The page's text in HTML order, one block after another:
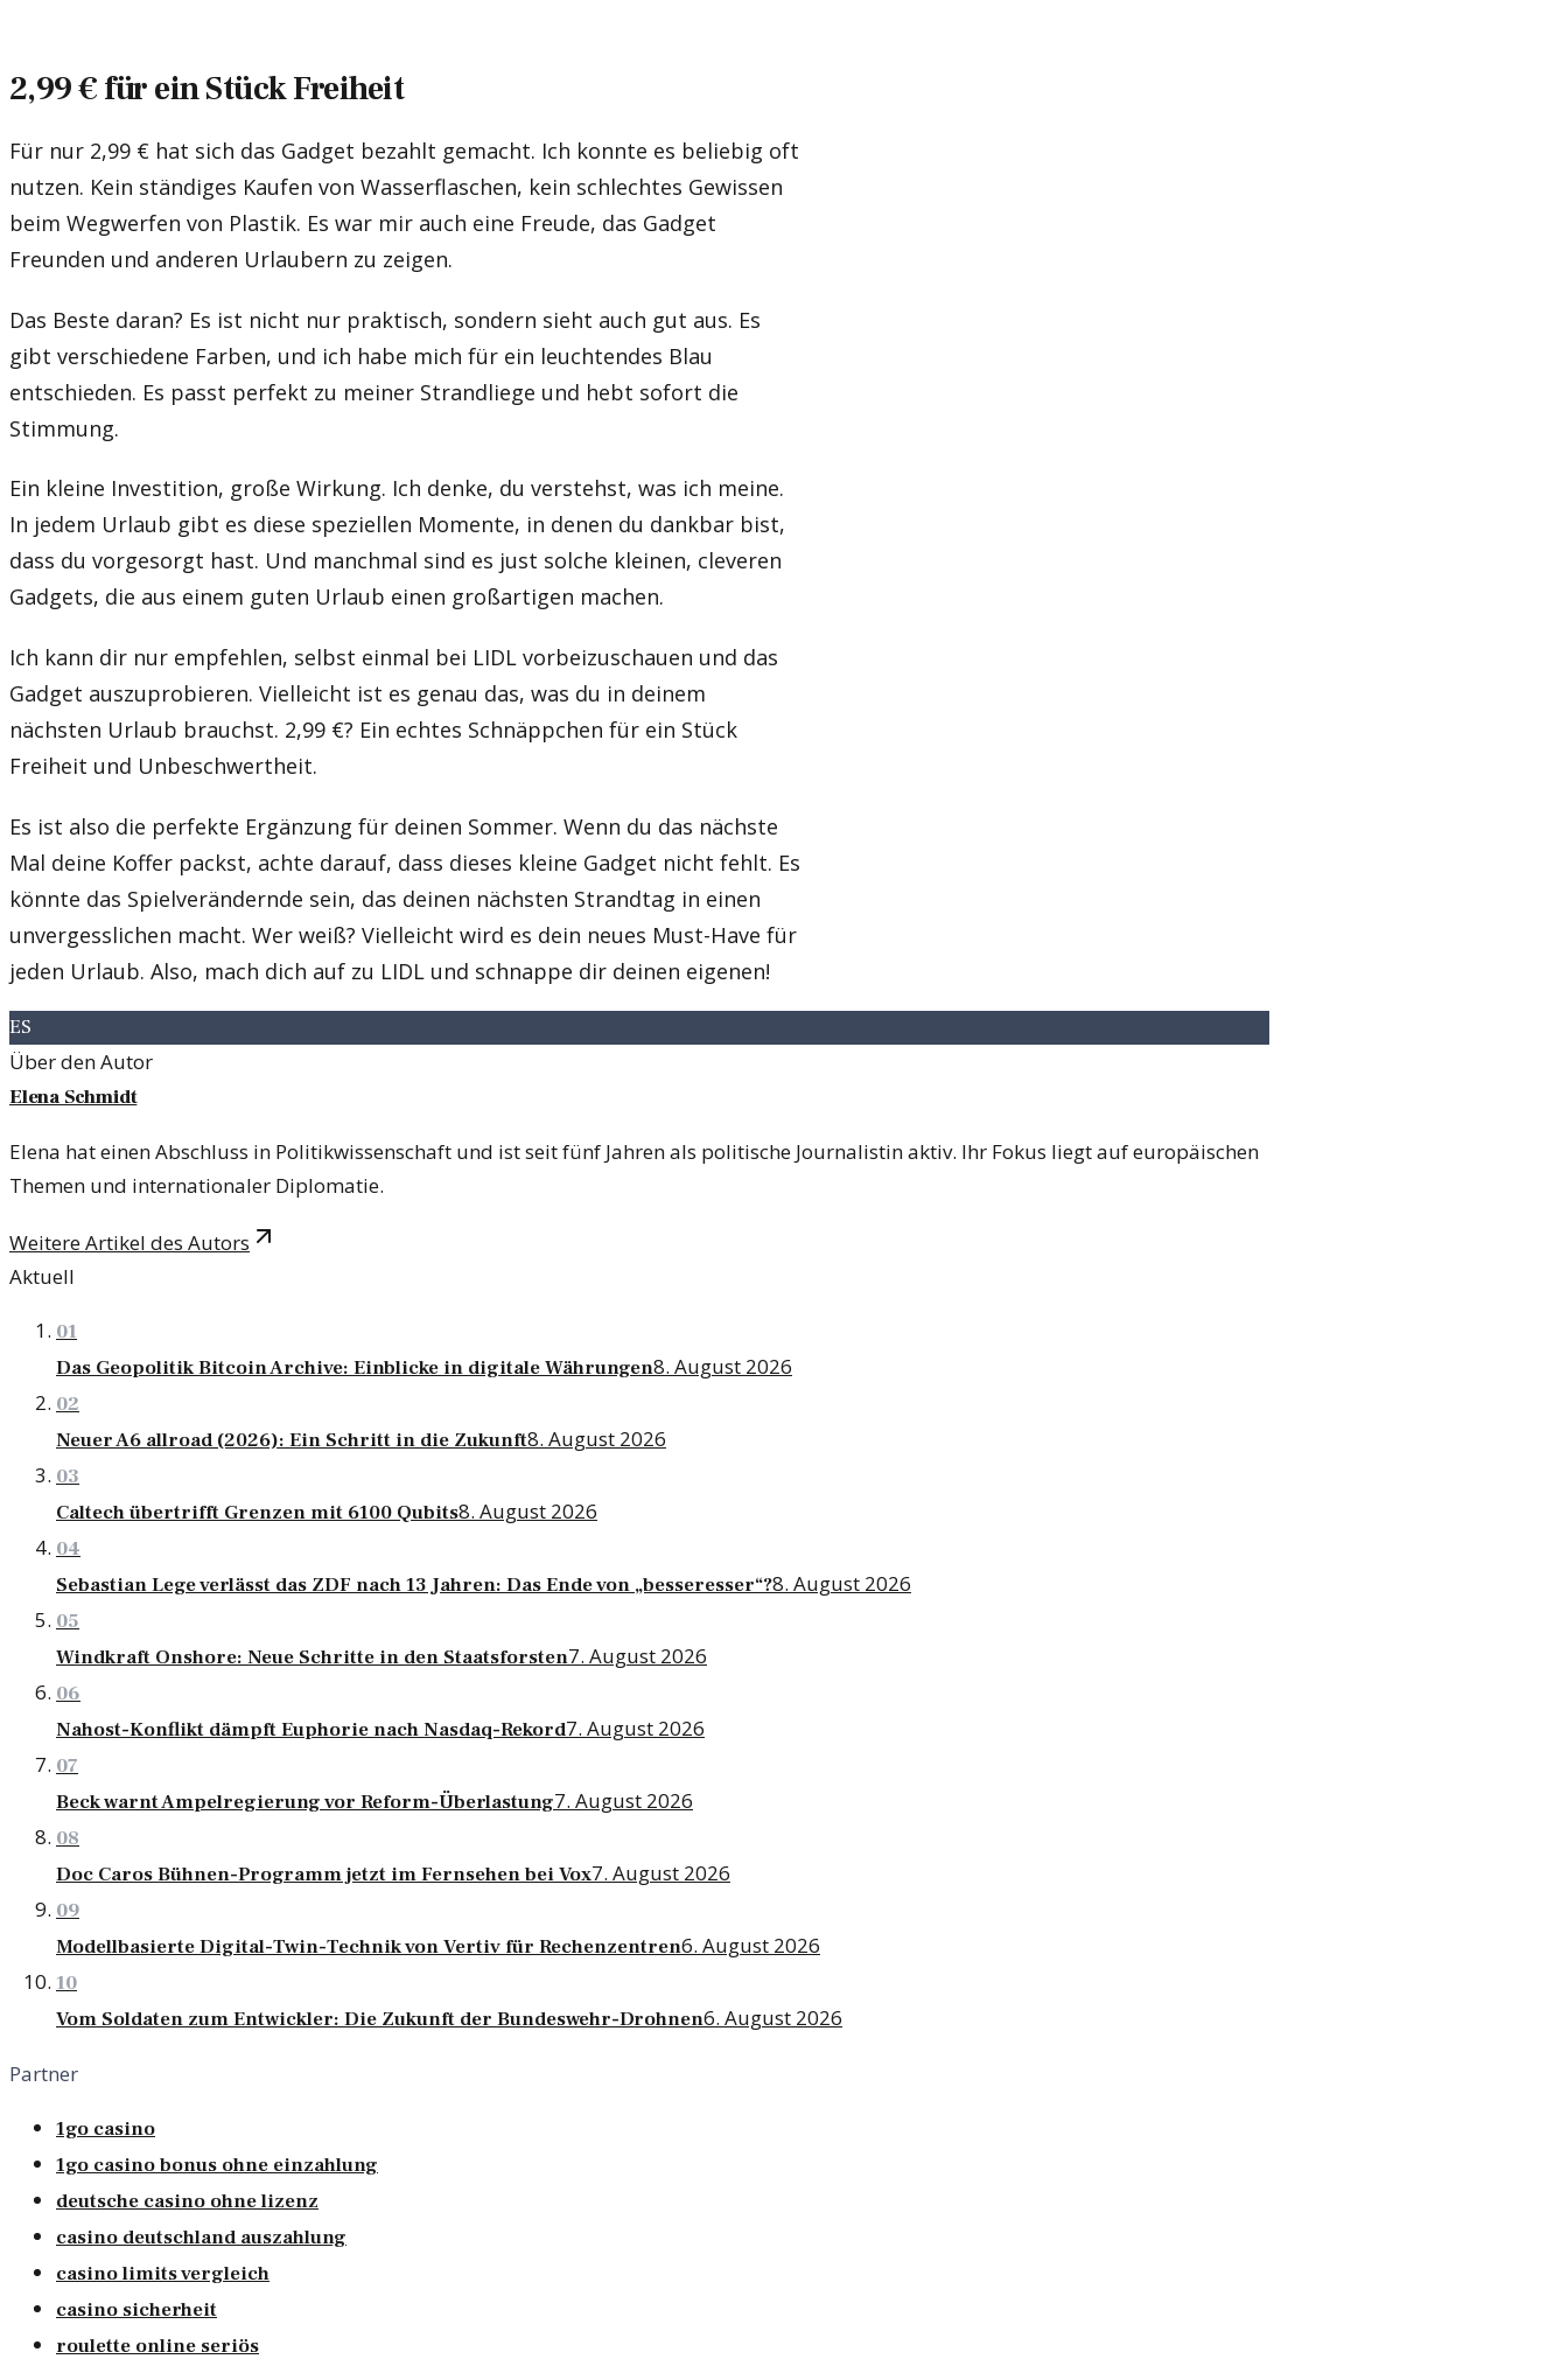
2,99 € für ein Stück Freiheit
Für nur 2,99 € hat sich das Gadget bezahlt gemacht. Ich konnte es beliebig oft
nutzen. Kein ständiges Kaufen von Wasserflaschen, kein schlechtes Gewissen
beim Wegwerfen von Plastik. Es war mir auch eine Freude, das Gadget
Freunden und anderen Urlaubern zu zeigen.
Das Beste daran? Es ist nicht nur praktisch, sondern sieht auch gut aus. Es
gibt verschiedene Farben, und ich habe mich für ein leuchtendes Blau
entschieden. Es passt perfekt zu meiner Strandliege und hebt sofort die
Stimmung.
Ein kleine Investition, große Wirkung. Ich denke, du verstehst, was ich meine.
In jedem Urlaub gibt es diese speziellen Momente, in denen du dankbar bist,
dass du vorgesorgt hast. Und manchmal sind es just solche kleinen, cleveren
Gadgets, die aus einem guten Urlaub einen großartigen machen.
Ich kann dir nur empfehlen, selbst einmal bei LIDL vorbeizuschauen und das
Gadget auszuprobieren. Vielleicht ist es genau das, was du in deinem
nächsten Urlaub brauchst. 2,99 €? Ein echtes Schnäppchen für ein Stück
Freiheit und Unbeschwertheit.
Es ist also die perfekte Ergänzung für deinen Sommer. Wenn du das nächste
Mal deine Koffer packst, achte darauf, dass dieses kleine Gadget nicht fehlt. Es
könnte das Spielverändernde sein, das deinen nächsten Strandtag in einen
unvergesslichen macht. Wer weiß? Vielleicht wird es dein neues Must-Have für
jeden Urlaub. Also, mach dich auf zu LIDL und schnappe dir deinen eigenen!
ES
Über den Autor
Elena Schmidt
Elena hat einen Abschluss in Politikwissenschaft und ist seit fünf Jahren als politische Journalistin aktiv. Ihr Fokus liegt auf europäischen
Themen und internationaler Diplomatie.
Weitere Artikel des Autors
Aktuell
01
Das Geopolitik Bitcoin Archive: Einblicke in digitale Währungen8. August 2026
02
Neuer A6 allroad (2026): Ein Schritt in die Zukunft8. August 2026
03
Caltech übertrifft Grenzen mit 6100 Qubits8. August 2026
04
Sebastian Lege verlässt das ZDF nach 13 Jahren: Das Ende von „besseresser“?8. August 2026
05
Windkraft Onshore: Neue Schritte in den Staatsforsten7. August 2026
06
Nahost-Konflikt dämpft Euphorie nach Nasdaq-Rekord7. August 2026
07
Beck warnt Ampelregierung vor Reform-Überlastung7. August 2026
08
Doc Caros Bühnen-Programm jetzt im Fernsehen bei Vox7. August 2026
09
Modellbasierte Digital-Twin-Technik von Vertiv für Rechenzentren6. August 2026
10
Vom Soldaten zum Entwickler: Die Zukunft der Bundeswehr-Drohnen6. August 2026
Partner
1go casino
1go casino bonus ohne einzahlung
deutsche casino ohne lizenz
casino deutschland auszahlung
casino limits vergleich
casino sicherheit
roulette online seriös